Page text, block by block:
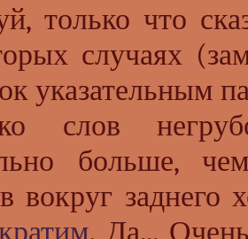
только что
случаях
указательным
слов
больше,
вокруг
. Да...